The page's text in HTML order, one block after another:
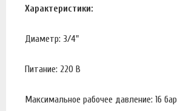
Характеристики:
Диаметр: 3/4"
Питание: 220 В
Максимальное рабочее давление: 16 бар